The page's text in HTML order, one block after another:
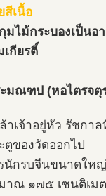
สีเนื้อ
มไม้กระบองเป็นอ
กียรติ์
ะมณฑป (หอไตรจตุ
าเจ้าอยู่หัว รัชกา
ตูของวัดออกไป
นักรบจีนขนาดให
าณ ๑๗๕ เซนติเม